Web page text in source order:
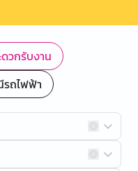
วกรับงาน
รถไฟฟ้า